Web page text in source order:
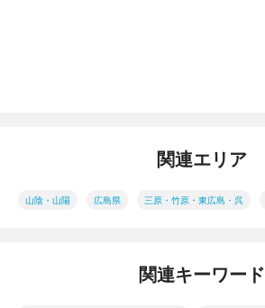
関連エリア
山陰・山陽 広島県 三原・竹原・東広島・呉
関連キーワード